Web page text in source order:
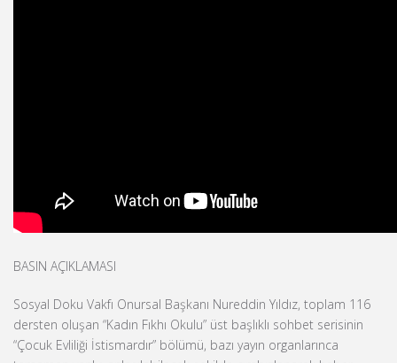
BASIN AÇIKLAMASI
Sosyal Doku Vakfı Onursal Başkanı Nureddin Yıldız, toplam 116
dersten oluşan “Kadın Fıkhı Okulu” üst başlıklı sohbet serisinin
“Çocuk Evliliği İstismardır” bölümü, bazı yayın organlarınca